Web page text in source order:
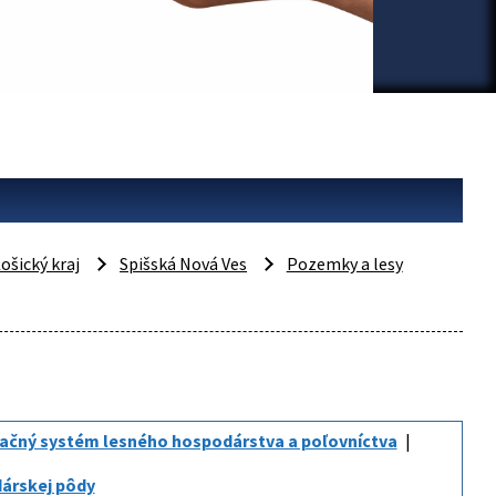
kraj Spišská Nová Ves
Pozemky a lesy
systém lesného hospodárstva a poľovníctva
pôdy